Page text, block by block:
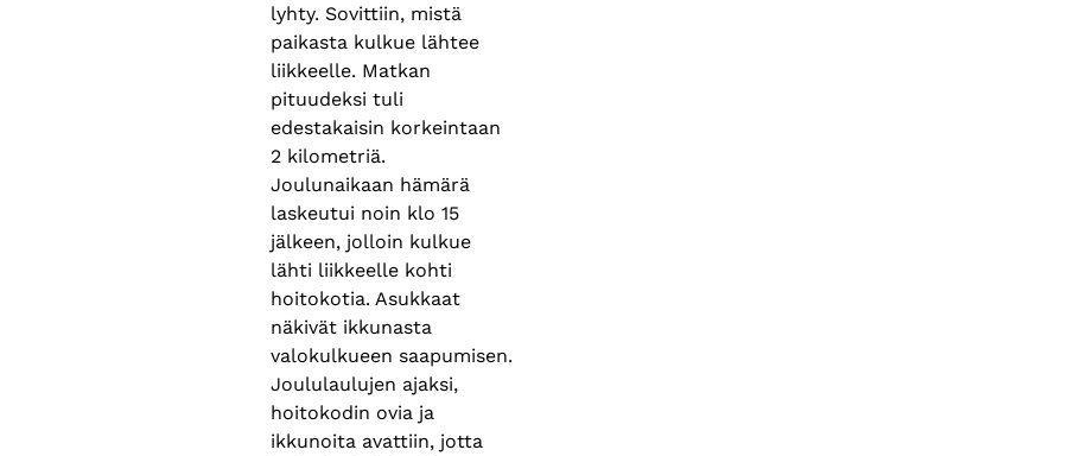
lyhty. Sovittiin, mistä
paikasta kulkue lähtee
liikkeelle. Matkan
pituudeksi tuli
edestakaisin korkeintaan
2 kilometriä.
Joulunaikaan hämärä
laskeutui noin klo 15
jälkeen, jolloin kulkue
lähti liikkeelle kohti
hoitokotia. Asukkaat
näkivät ikkunasta
valokulkueen saapumisen.
Joululaulujen ajaksi,
hoitokodin ovia ja
ikkunoita avattiin, jotta